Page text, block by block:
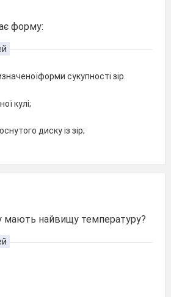
форму:
сукупності зір.
кулі;
диску із зір;
мають найвищу температуру?